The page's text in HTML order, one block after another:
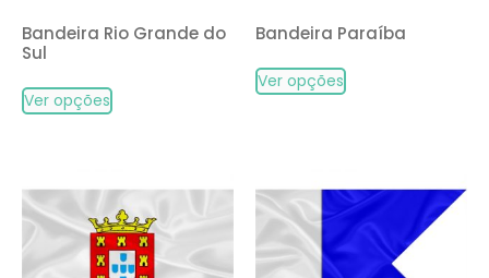
Bandeira Rio Grande do
Sul
Ver opções
Bandeira Paraíba
Ver opções